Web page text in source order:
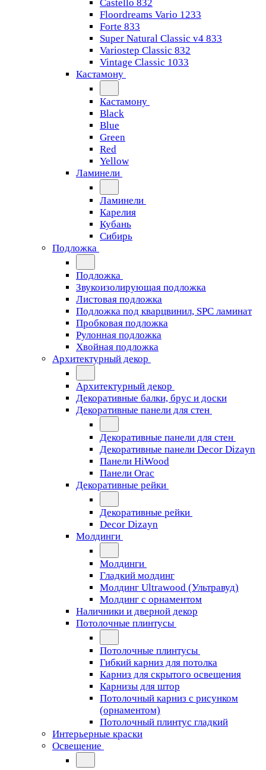
Castello 832
Floordreams Vario 1233
Forte 833
Super Natural Classic v4 833
Variostep Classic 832
Vintage Classic 1033
Кастамону
Кастамону
Black
Blue
Green
Red
Yellow
Ламинели
Ламинели
Карелия
Кубань
Сибирь
Подложка
Подложка
Звукоизолирующая подложка
Листовая подложка
Подложка под кварцвинил, SPC ламинат
Пробковая подложка
Рулонная подложка
Хвойная подложка
Архитектурный декор
Архитектурный декор
Декоративные балки, брус и доски
Декоративные панели для стен
Декоративные панели для стен
Декоративные панели Decor Dizayn
Панели HiWood
Панели Orac
Декоративные рейки
Декоративные рейки
Decor Dizayn
Молдинги
Молдинги
Гладкий молдинг
Молдинг Ultrawood (Ультравуд)
Молдинг с орнаментом
Наличники и дверной декор
Потолочные плинтусы
Потолочные плинтусы
Гибкий карниз для потолка
Карниз для скрытого освещения
Карнизы для штор
Потолочный карниз с рисунком
(орнаментом)
Потолочный плинтус гладкий
Интерьерные краски
Освещение